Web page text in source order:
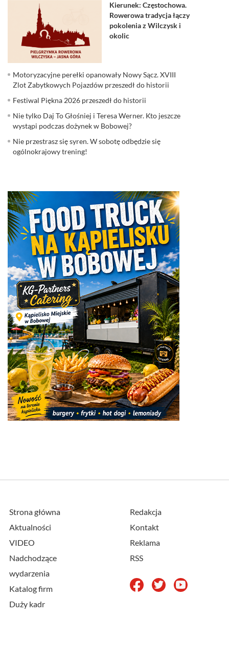
Kierunek: Częstochowa.
Rowerowa tradycja łączy
pokolenia z Wilczysk i
okolic
Motoryzacyjne perełki opanowały Nowy Sącz. XVIII
Zlot Zabytkowych Pojazdów przeszedł do historii
Festiwal Piękna 2026 przeszedł do historii
Nie tylko Daj To Głośniej i Teresa Werner. Kto jeszcze
wystąpi podczas dożynek w Bobowej?
Nie przestrasz się syren. W sobotę odbędzie się
ogólnokrajowy trening!
Strona główna
Aktualności
VIDEO
Nadchodzące
wydarzenia
Katalog firm
Duży kadr
Redakcja
Kontakt
Reklama
RSS